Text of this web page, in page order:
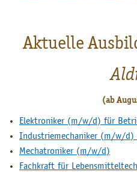
Aktuelle
(ab
Elektroniker (m/w/d) für
Industriemechaniker (m/w/
Mechatroniker (m/w/d)
Fachkraft für